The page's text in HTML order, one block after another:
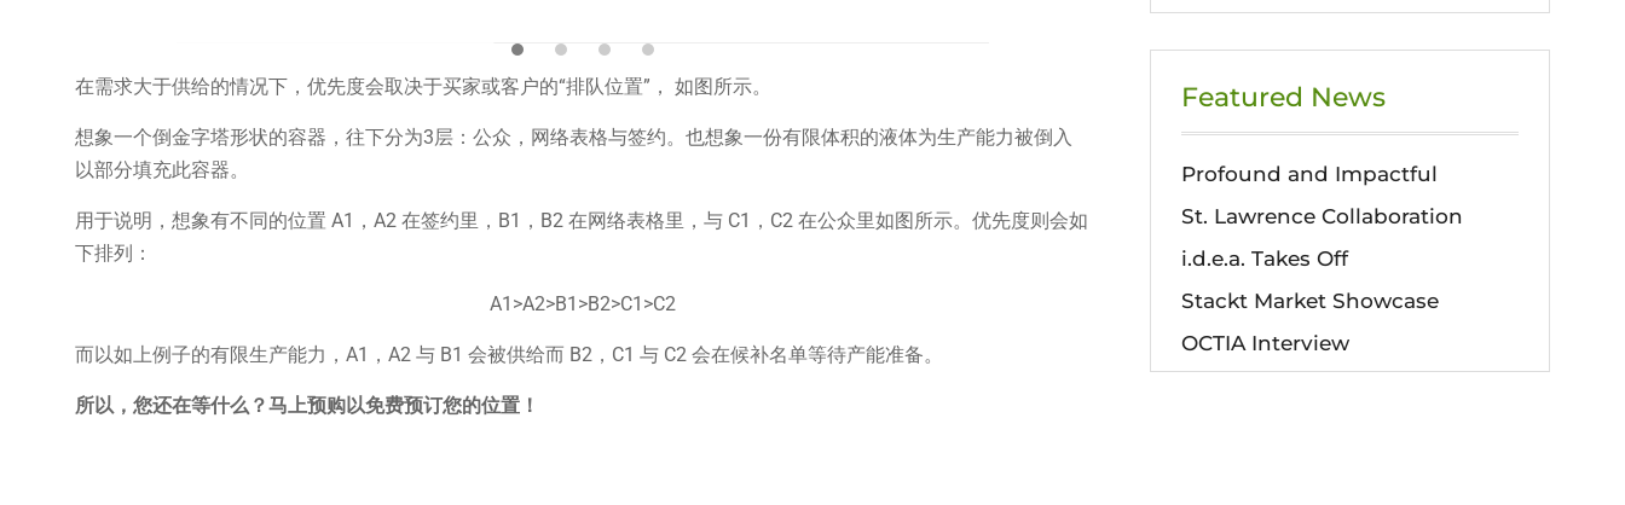
在需求大于供给的情况下，优先度会取决于买家或客户的“排队位置”， 如图所示。
想象一个倒金字塔形状的容器，往下分为3层：公众，网络表格与签约。也想象一份有限体积的液体为生产能力被倒入
以部分填充此容器。
用于说明，想象有不同的位置 A1，A2 在签约里，B1，B2 在网络表格里，与 C1，C2 在公众里如图所示。优先度则会如
下排列：
A1>A2>B1>B2>C1>C2
而以如上例子的有限生产能力，A1，A2 与 B1 会被供给而 B2，C1 与 C2 会在候补名单等待产能准备。
所以，您还在等什么？马上预购以免费预订您的位置！
Featured News
Profound and Impactful
St. Lawrence Collaboration
i.d.e.a. Takes Off
Stackt Market Showcase
OCTIA Interview